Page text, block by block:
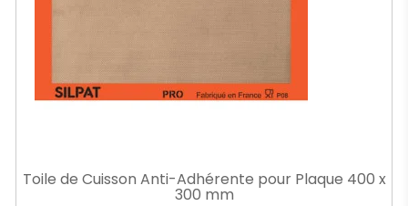
Toile de Cuisson Anti-Adhérente pour Plaque 400 x
300 mm